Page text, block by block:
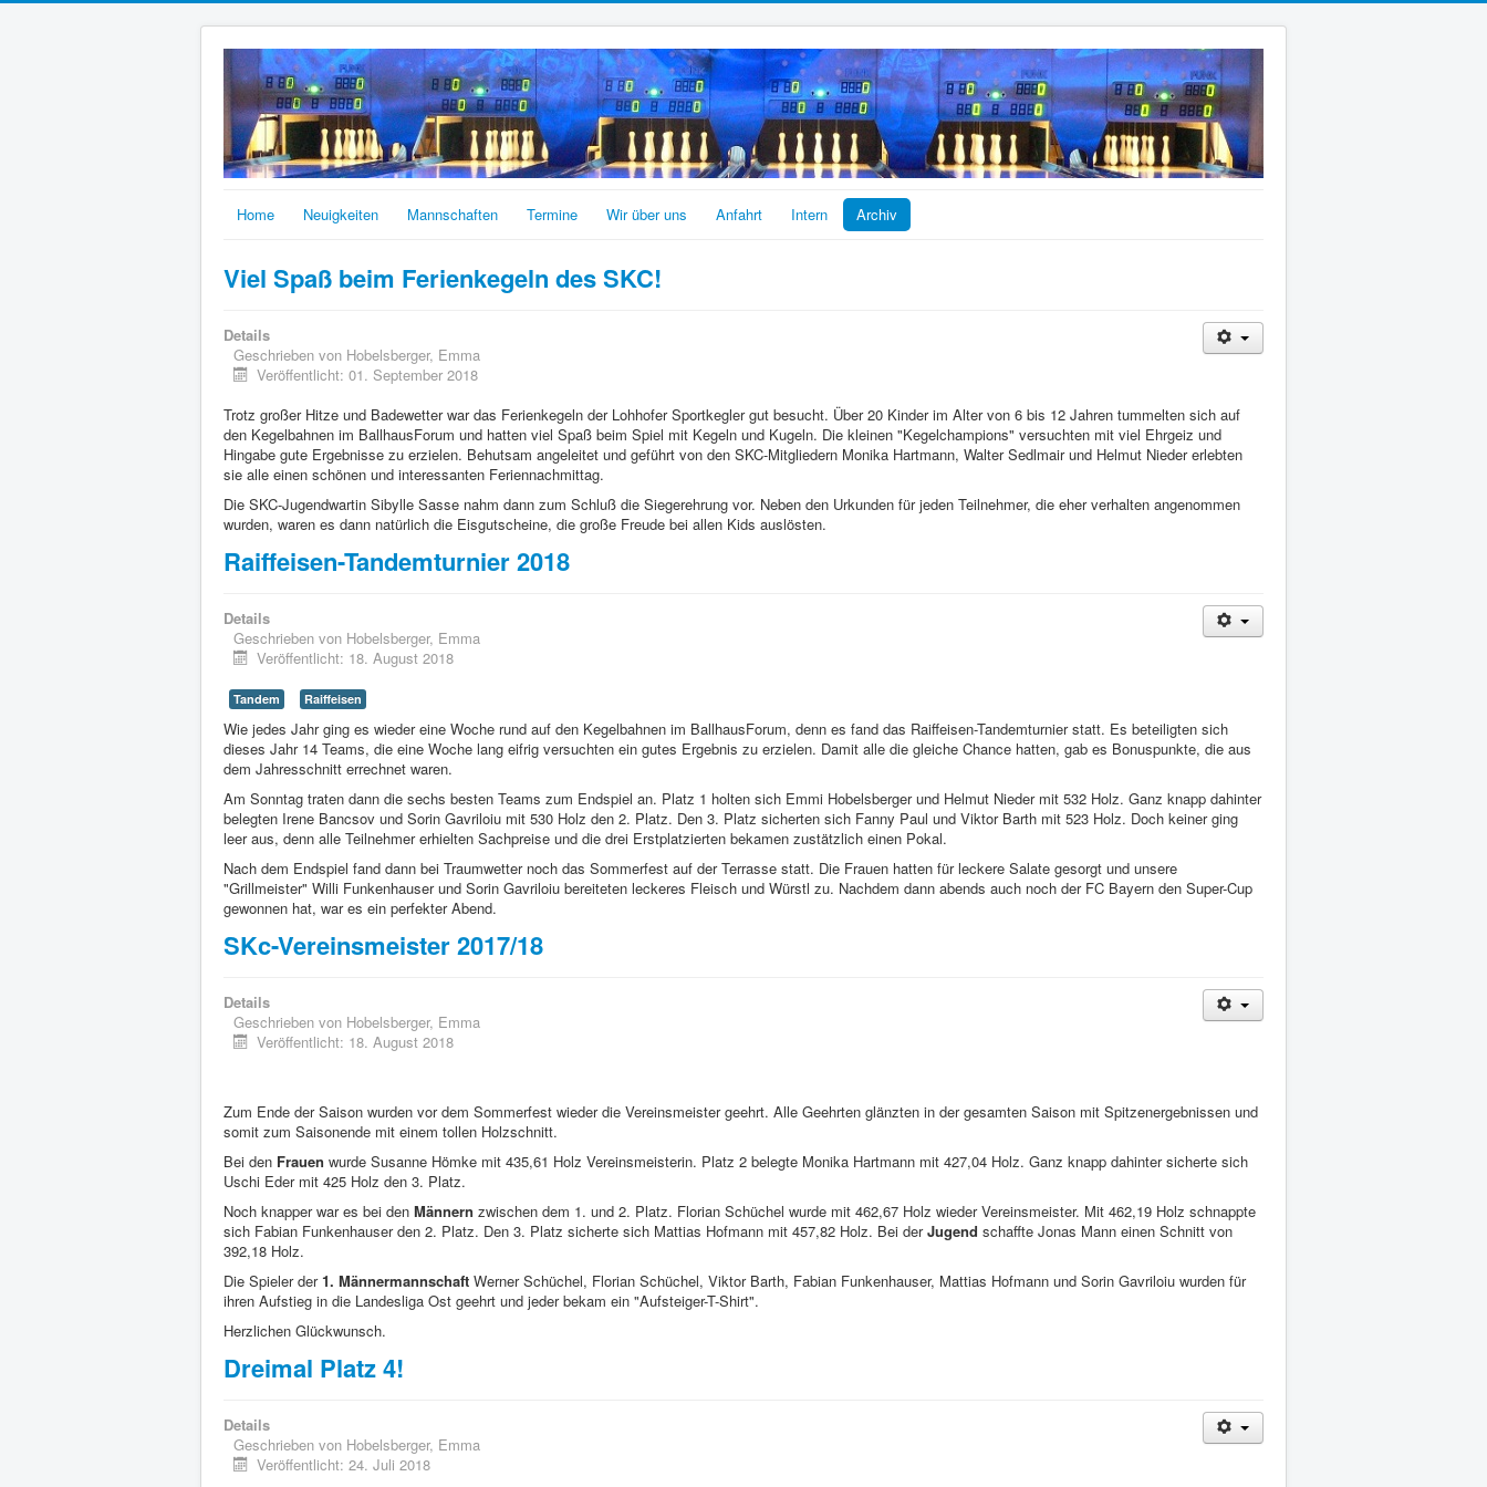
Home Neuigkeiten Mannschaften Termine Wir über uns Anfahrt Intern Archiv
Viel Spaß beim Ferienkegeln des SKC!
Details
Geschrieben von Hobelsberger, Emma
Veröffentlicht: 01. September 2018
Trotz großer Hitze und Badewetter war das Ferienkegeln der Lohhofer Sportkegler gut besucht. Über 20 Kinder im Alter von 6 bis 12 Jahren tummelten sich auf
den Kegelbahnen im BallhausForum und hatten viel Spaß beim Spiel mit Kegeln und Kugeln. Die kleinen "Kegelchampions" versuchten mit viel Ehrgeiz und
Hingabe gute Ergebnisse zu erzielen. Behutsam angeleitet und geführt von den SKC-Mitgliedern Monika Hartmann, Walter Sedlmair und Helmut Nieder erlebten
sie alle einen schönen und interessanten Feriennachmittag.
Die SKC-Jugendwartin Sibylle Sasse nahm dann zum Schluß die Siegerehrung vor. Neben den Urkunden für jeden Teilnehmer, die eher verhalten angenommen
wurden, waren es dann natürlich die Eisgutscheine, die große Freude bei allen Kids auslösten.
Raiffeisen-Tandemturnier 2018
Details
Geschrieben von Hobelsberger, Emma
Veröffentlicht: 18. August 2018
Tandem Raiffeisen
Wie jedes Jahr ging es wieder eine Woche rund auf den Kegelbahnen im BallhausForum, denn es fand das Raiffeisen-Tandemturnier statt. Es beteiligten sich
dieses Jahr 14 Teams, die eine Woche lang eifrig versuchten ein gutes Ergebnis zu erzielen. Damit alle die gleiche Chance hatten, gab es Bonuspunkte, die aus
dem Jahresschnitt errechnet waren.
Am Sonntag traten dann die sechs besten Teams zum Endspiel an. Platz 1 holten sich Emmi Hobelsberger und Helmut Nieder mit 532 Holz. Ganz knapp dahinter
belegten Irene Bancsov und Sorin Gavriloiu mit 530 Holz den 2. Platz. Den 3. Platz sicherten sich Fanny Paul und Viktor Barth mit 523 Holz. Doch keiner ging
leer aus, denn alle Teilnehmer erhielten Sachpreise und die drei Erstplatzierten bekamen zustätzlich einen Pokal.
Nach dem Endspiel fand dann bei Traumwetter noch das Sommerfest auf der Terrasse statt. Die Frauen hatten für leckere Salate gesorgt und unsere
"Grillmeister" Willi Funkenhauser und Sorin Gavriloiu bereiteten leckeres Fleisch und Würstl zu. Nachdem dann abends auch noch der FC Bayern den Super-Cup
gewonnen hat, war es ein perfekter Abend.
SKc-Vereinsmeister 2017/18
Details
Geschrieben von Hobelsberger, Emma
Veröffentlicht: 18. August 2018
Zum Ende der Saison wurden vor dem Sommerfest wieder die Vereinsmeister geehrt. Alle Geehrten glänzten in der gesamten Saison mit Spitzenergebnissen und
somit zum Saisonende mit einem tollen Holzschnitt.
Bei den Frauen wurde Susanne Hömke mit 435,61 Holz Vereinsmeisterin. Platz 2 belegte Monika Hartmann mit 427,04 Holz. Ganz knapp dahinter sicherte sich
Uschi Eder mit 425 Holz den 3. Platz.
Noch knapper war es bei den Männern zwischen dem 1. und 2. Platz. Florian Schüchel wurde mit 462,67 Holz wieder Vereinsmeister. Mit 462,19 Holz schnappte
sich Fabian Funkenhauser den 2. Platz. Den 3. Platz sicherte sich Mattias Hofmann mit 457,82 Holz. Bei derJugend schaffte Jonas Mann einen Schnitt von
392,18 Holz.
Die Spieler der1. Männermannschaft Werner Schüchel, Florian Schüchel, Viktor Barth, Fabian Funkenhauser, Mattias Hofmann und Sorin Gavriloiu wurden für
ihren Aufstieg in die Landesliga Ost geehrt und jeder bekam ein "Aufsteiger-T-Shirt".
Herzlichen Glückwunsch.
Dreimal Platz 4!
Details
Geschrieben von Hobelsberger, Emma
Veröffentlicht: 24. Juli 2018